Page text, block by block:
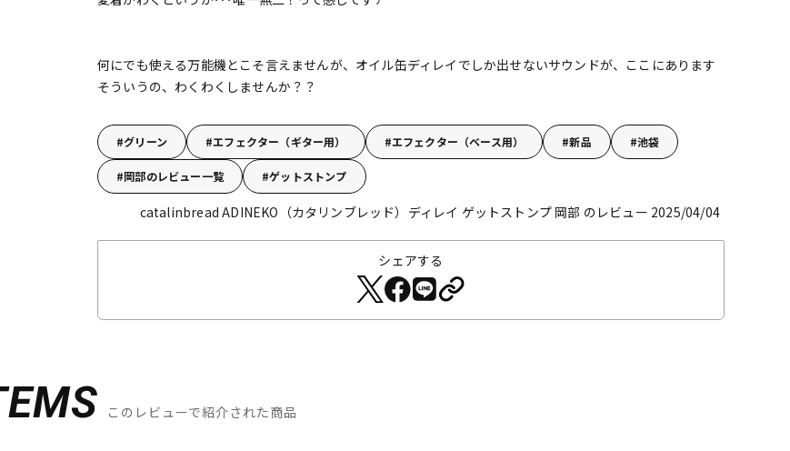
何にでも使える万能機とこそ言えませんが、オイル缶ディレイでしか出せないサウンドが、ここにあります
そういうの、わくわくしませんか？？
グリーン エフェクター（ギター用） エフェクター（ベース用） 新品 池袋
岡部のレビュー一覧 ゲットストンプ
catalinbread ADINEKO（カタリンブレッド）ディレイ ゲットストンプ 岡部 のレビュー 2025/04/04
シェアする
このレビューで紹介された商品